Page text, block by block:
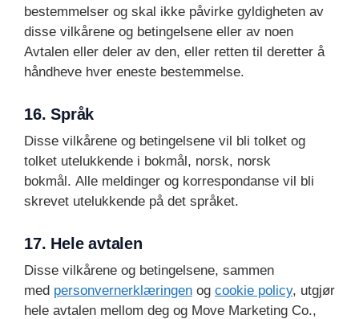
bestemmelser og skal ikke påvirke gyldigheten av
disse vilkårene og betingelsene eller av noen
Avtalen eller deler av den, eller retten til deretter å
håndheve hver eneste bestemmelse.
16. Språk
Disse vilkårene og betingelsene vil bli tolket og
tolket utelukkende i bokmål, norsk, norsk
bokmål. Alle meldinger og korrespondanse vil bli
skrevet utelukkende på det språket.
17. Hele avtalen
Disse vilkårene og betingelsene, sammen
med personvernerklæringen og cookie policy, utgjør
hele avtalen mellom deg og Move Marketing Co.,